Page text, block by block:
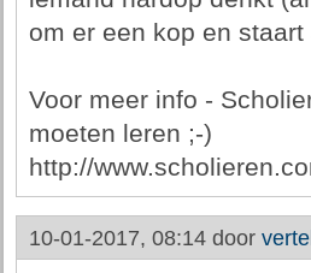
om er een kop en
Voor meer info -
moeten leren ;-)
http://
10-01-2017, 08:14 door